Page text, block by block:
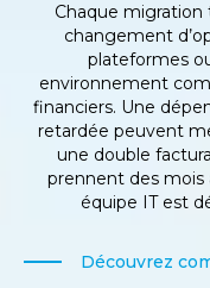
Chaque migration
changement
plateformes
environnement
financiers. Une
retardée peuvent
une double
prennent des mois
équipe IT est
Découvrez